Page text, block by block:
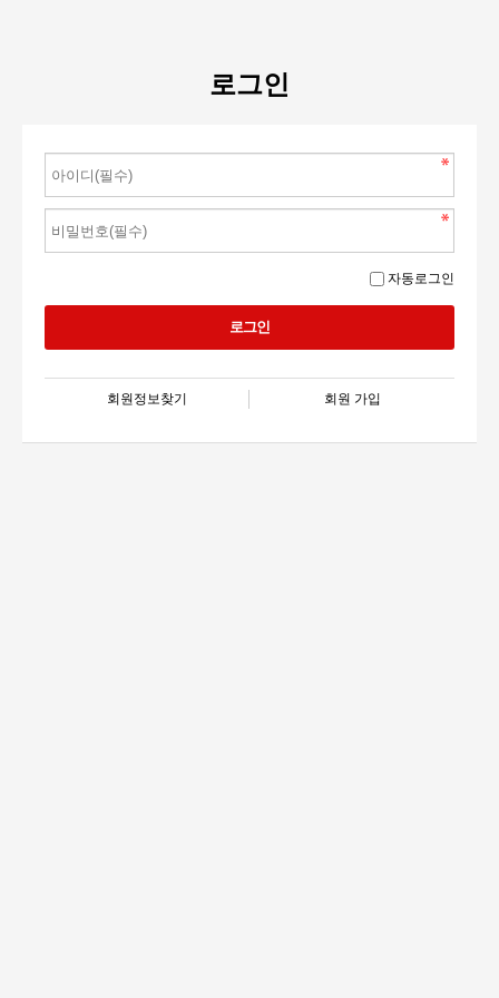
로그인
자동로그인
회원정보찾기 회원 가입